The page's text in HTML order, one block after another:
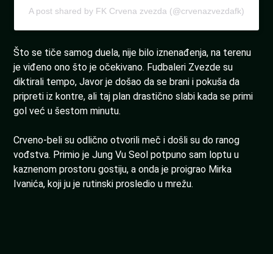
A post shared by FK Crvena zvezda (@crvenazvezdafk)
Što se tiče samog duela, nije bilo iznenađenja, na terenu
je viđeno ono što je očekivano. Fudbaleri Zvezde su
diktirali tempo, Javor je došao da se brani i pokuša da
pripreti iz kontre, ali taj plan drastično slabi kada se primi
gol već u šestom minutu.
Crveno-beli su odlično otvorili meč i došli su do ranog
vođstva. Primio je Jung Vu Seol potpuno sam loptu u
kaznenom prostoru gostiju, a onda je proigrao Mirka
Ivanića, koji ju je rutinski prosledio u mrežu.